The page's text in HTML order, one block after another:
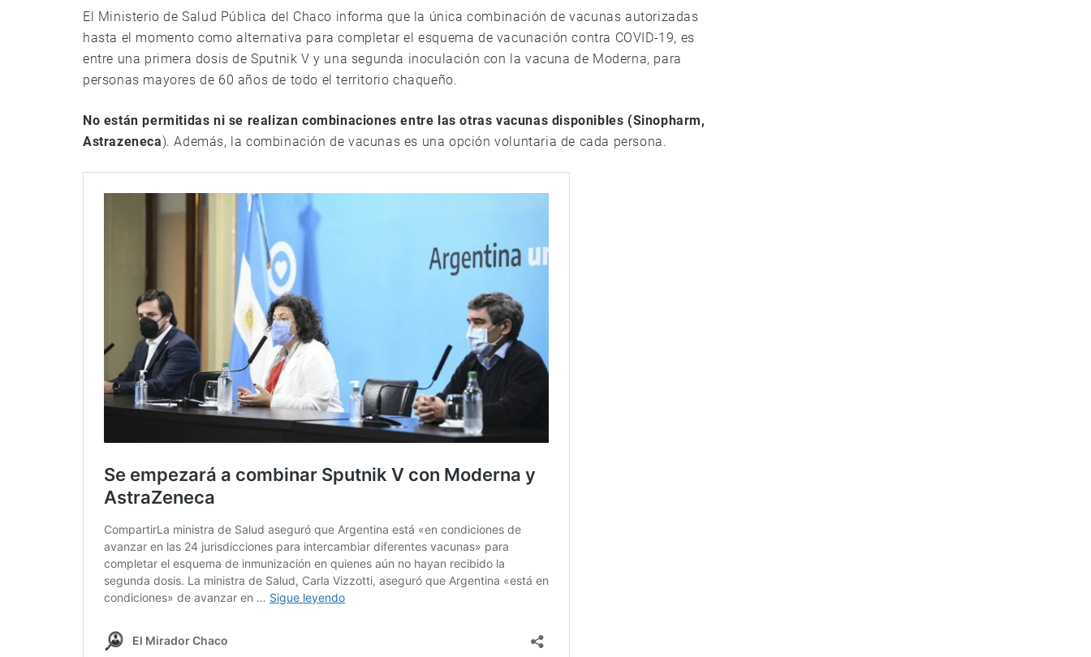
El Ministerio de Salud Pública del Chaco informa que la única combinación de vacunas autorizadas
hasta el momento como alternativa para completar el esquema de vacunación contra COVID-19, es
entre una primera dosis de Sputnik V y una segunda inoculación con la vacuna de Moderna, para
personas mayores de 60 años de todo el territorio chaqueño.
No están permitidas ni se realizan combinaciones entre las otras vacunas disponibles (Sinopharm,
Astrazeneca). Además, la combinación de vacunas es una opción voluntaria de cada persona.